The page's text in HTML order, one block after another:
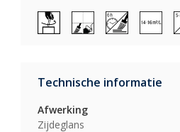
Technische informatie
Afwerking
Zijdeglans